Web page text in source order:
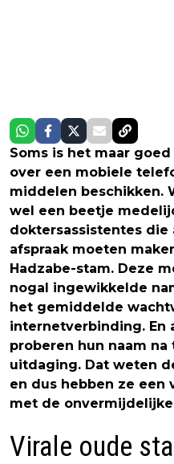
Soms is het maar
over een mobiele
middelen beschikken.
wel een beetje
doktersassistentes die
afspraak moeten
Hadzabe-stam. Deze
nogal ingewikkelde
het gemiddelde
internetverbinding. En
proberen hun naam
uitdaging. Dat weten
en dus hebben ze een
met de onvermijdelijke
Virale oude